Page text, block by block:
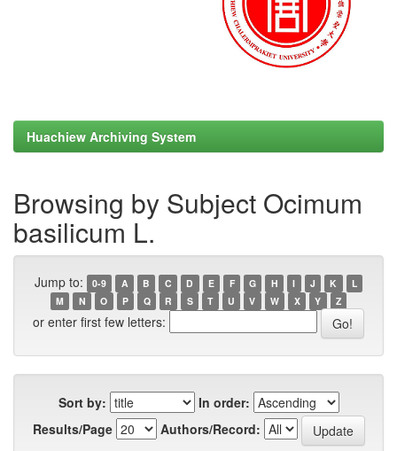
Huachiew Archiving System
Browsing by Subject Ocimum
basilicum L.
Jump to: 0-9 A B C D E F G H I J K
L
M
N O P Q R S T U V W X Y Z
or enter first few letters:
Sort by:
In order:
Results/Page
Authors/Record: